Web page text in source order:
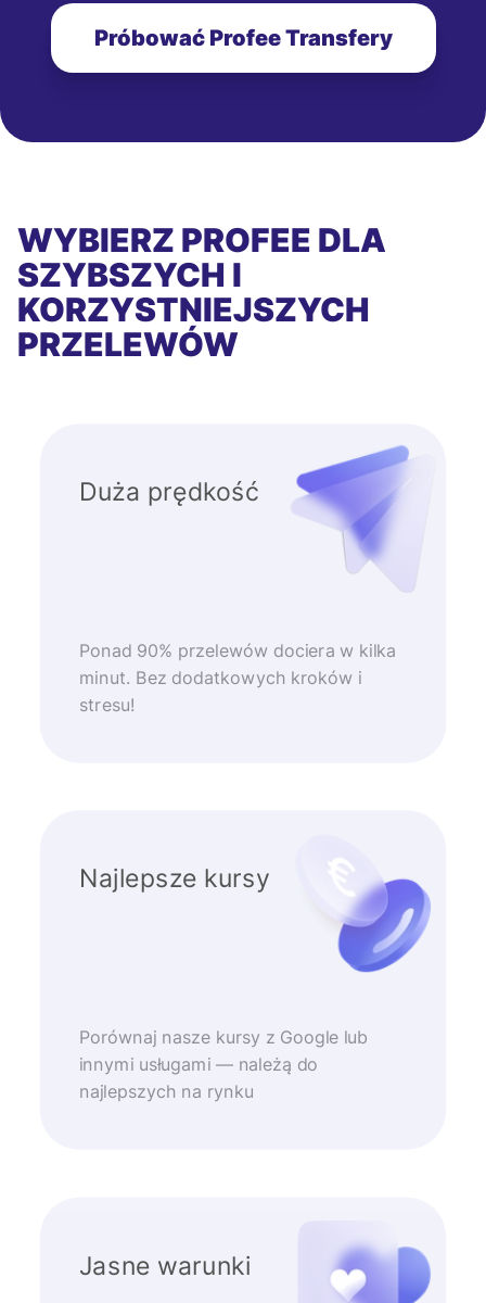
Próbować Profee Transfery
WYBIERZ PROFEE DLA
SZYBSZYCH I
KORZYSTNIEJSZYCH
PRZELEWÓW
Duża prędkość
Ponad 90% przelewów dociera w kilka
minut. Bez dodatkowych kroków i
stresu!
Najlepsze kursy
Porównaj nasze kursy z Google lub
innymi usługami — należą do
najlepszych na rynku
Jasne warunki